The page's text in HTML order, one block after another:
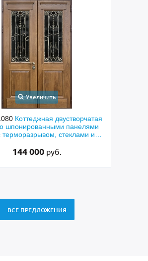
двустворчатая
панелями
стеклами и
Арт-ММ578
терморазрывом,
коричневыми
ВСЕ ПРЕДЛОЖЕНИЯ